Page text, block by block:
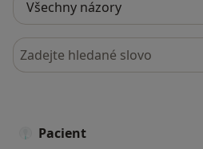
Hledejte v názorech
Pacient